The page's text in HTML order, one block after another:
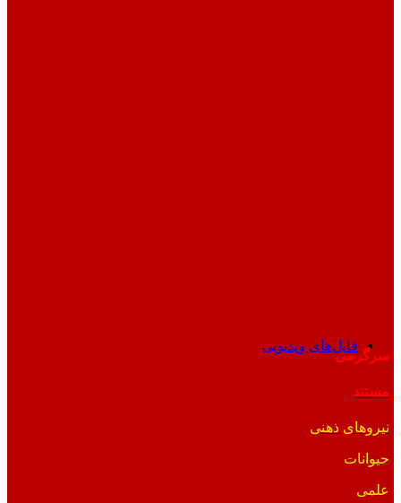
فایل‌های ویدیویی
سرگرمی
مستند
نیروهای ذهنی
حیوانات
علمی